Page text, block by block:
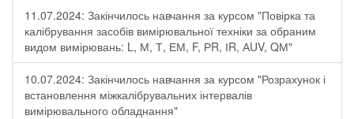
11.07.2024: Закінчилось навчання за курсом "Повірка та
калібрування засобів вимірювальної техніки за обраним
видом вимірювань: L, М, Т, ЕМ, F, РR, ІR, АUV, QМ"
10.07.2024: Закінчилось навчання за курсом "Розрахунок і
встановлення міжкалібрувальних інтервалів
вимірювального обладнання"